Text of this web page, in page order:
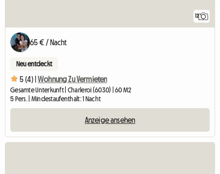
12
65 € / Nacht
Neu entdeckt
5 (4) | Wohnung Zu Vermieten
Gesamte Unterkunft | Charleroi (6030) | 60 M2
5 Pers. | Mindestaufenthalt: 1 Nacht
Anzeige ansehen